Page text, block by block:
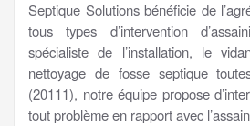
Septique Solutions bénéficie de
tous types d’intervention
spécialiste de l’installation, le
nettoyage de fosse septique
(20111), notre équipe propose
tout problème en rapport avec